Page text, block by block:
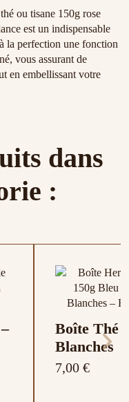
ou tisane 150g rose
est un indispensable
la perfection une fonction
vous assurant de
en embellissant votre
dans
:
Boîte Thé
Blanches
7,00 €